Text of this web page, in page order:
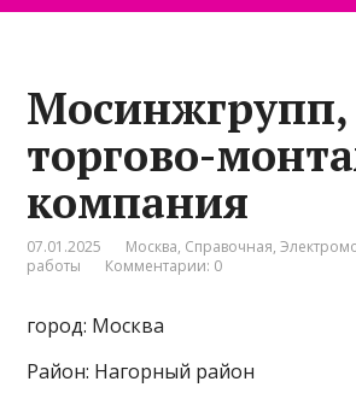
Мосинжгрупп,
торгово-
компания
07.01.2025 Москва, Справочная,
работы
Комментарии: 0
город: Москва
Район: Нагорный район